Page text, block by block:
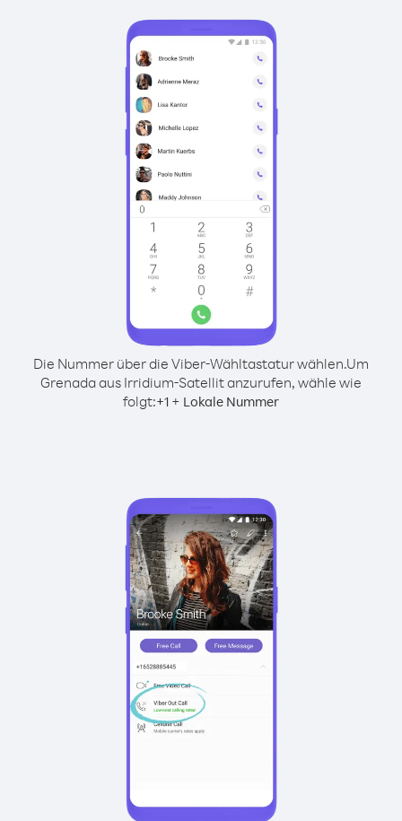
Die Nummer über die Viber-Wähltastatur wählen.Um
Grenada aus Irridium-Satellit anzurufen, wähle wie
folgt:+1 + Lokale Nummer